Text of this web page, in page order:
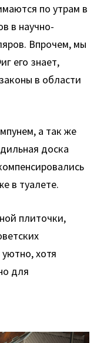
по утрам в
в научно-
Впрочем, мы
его знает,
в области
а так же
доска
в туалете.
плиточки,
хотя
для